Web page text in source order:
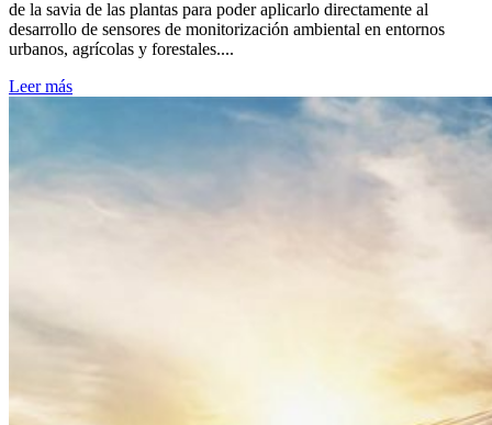
de la savia de las plantas para poder aplicarlo directamente al
desarrollo de sensores de monitorización ambiental en entornos
urbanos, agrícolas y forestales....
Leer más